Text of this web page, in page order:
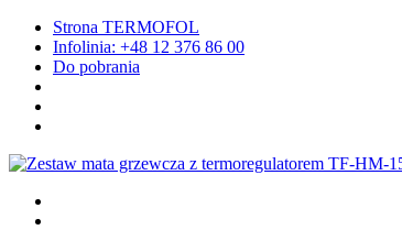
Strona TERMOFOL
Infolinia: +48 12 376 86 00
Do pobrania